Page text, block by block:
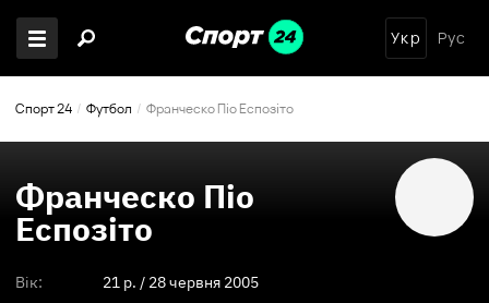
Укр Рус
Спорт 24 Футбол Франческо Піо Еспозіто
Франческо Піо
Еспозіто
Вік: 21 p. / 28 червня 2005